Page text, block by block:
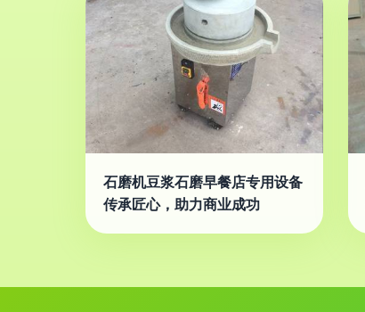
石磨机豆浆石磨早餐店专用设备
传承匠心，助力商业成功